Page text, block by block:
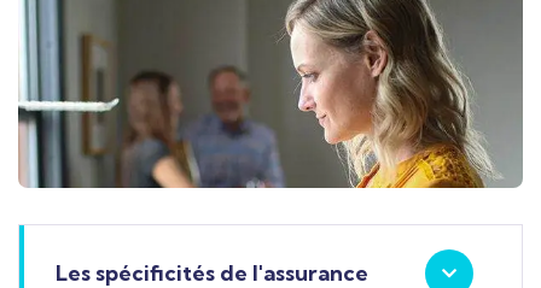
Les spécificités de l'assurance